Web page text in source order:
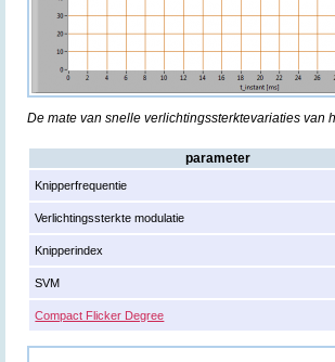
De mate van snelle verlichtingssterktevariaties van
parameter
Knipperfrequentie
Verlichtingssterkte modulatie
Knipperindex
SVM
Compact Flicker Degree